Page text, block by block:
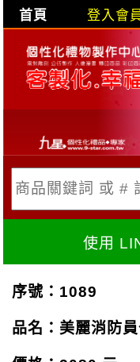
首頁 登入會
目前購
X
使用